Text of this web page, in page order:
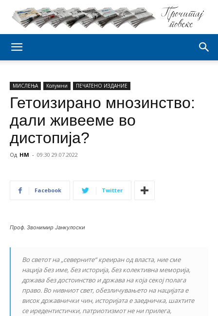
МИСЛЕЊА Колумни ПЕЧАТЕНО ИЗДАНИЕ
Гетоизирано мнозинство:
дали живееме во
дистопија?
Од НМ - 09:30 29.07.2022
Facebook Twitter
Проф. Звонимир Јанкулоски
Во светот на „северните“ креиран од власта, ние сме
нација без име, без историја, без колективна меморија,
држава без достоинство и држава на која секој полага
право. Во нивниот свет, обезличувањето на нацијата е
висок државнички чин, историјата е заедничка, шахтите
се иредентистички, патриотизмот не ни прилега,